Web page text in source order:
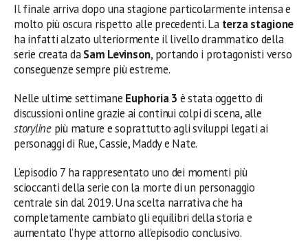
Il finale arriva dopo una stagione particolarmente intensa e
molto più oscura rispetto alle precedenti. La terza stagione
ha infatti alzato ulteriormente il livello drammatico della
serie creata daSam Levinson, portando i protagonisti verso
conseguenze sempre più estreme.
Nelle ultime settimane Euphoria 3 è stata oggetto di
discussioni online grazie ai continui colpi di scena, alle
storylinepiù mature e soprattutto agli sviluppi legati ai
personaggi di Rue, Cassie, Maddy e Nate.
L’episodio 7 ha rappresentato uno dei momenti più
scioccanti della serie con la morte di un personaggio
centrale sin dal 2019. Una scelta narrativa che ha
completamente cambiato gli equilibri della storia e
aumentato l’hype attorno all’episodio conclusivo.